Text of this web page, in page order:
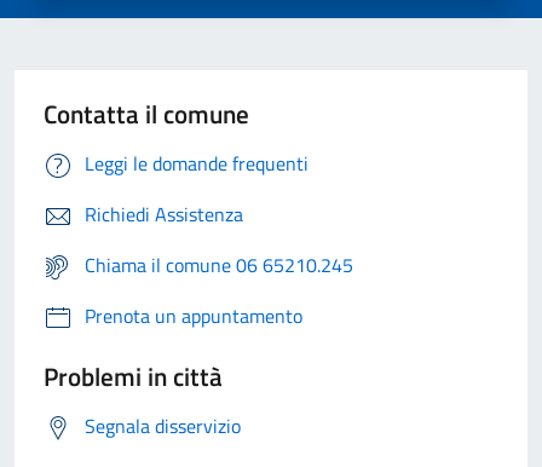
Contatta il comune
Leggi le domande frequenti
Richiedi Assistenza
Chiama il comune 06 65210.245
Prenota un appuntamento
Problemi in città
Segnala disservizio